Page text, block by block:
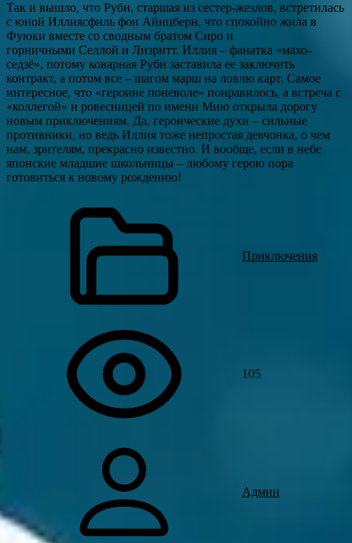
Так и вышло, что Руби, старшая из сестер-жезлов, встретилась
с юной Иллиясфиль фон Айнцберн, что спокойно жила в
Фуюки вместе со сводным братом Сиро и
горничными Селлой и Лизритт. Иллия – фанатка «махо-
седзё», потому коварная Руби заставила ее заключить
контракт, а потом все – шагом марш на ловлю карт. Самое
интересное, что «героине поневоле» понравилось, а встреча с
«коллегой» и ровесницей по имени Мию открыла дорогу
новым приключениям. Да, героические духи – сильные
противники, но ведь Иллия тоже непростая девчонка, о чем
нам, зрителям, прекрасно известно. И вообще, если в небе
японские младшие школьницы – любому герою пора
готовиться к новому рождению!
Приключения
105
Админ